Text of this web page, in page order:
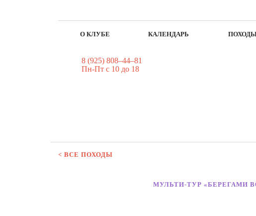
О КЛУБЕ КАЛЕНДАРЬ
8 (925) 808–44–81
Пн-Пт с 10 до 18
< ВСЕ ПОХОДЫ
МУЛЬТИ-ТУР «БЕРЕГАМИ